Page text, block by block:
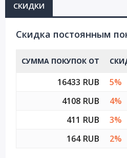
СКИДКИ
Cкидка постоянным
СУММА ПОКУПОК ОТ
16433 RUB
5%
4108 RUB
4%
411 RUB
3%
164 RUB
2%